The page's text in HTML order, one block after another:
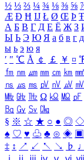
½ ⅓ ⅔ ¼ ¾ ⅛ ⅜ ⅝
Æ Ð Ħ Ĳ Ł Ø Œ Þ Ŧ
А Б В Г Д Е Ё Ж З
Ы Ь Э Ю Я а б в г д
ы ь э ю я
′ ″ ℃ Å ￠ ￡ ￥ ¤
㎙ ㎚ ㎛ ㎜ ㎝ ㎞ ㎟
㎱ ㎲ ㎳ ㎴ ㎵ ㎶ ㎷
㎒ ㎓ ㎔ Ω ㏀ ㏁ ㎊
㏃ ㏉ ㏜ ㏆
§ ※ ☆ ★ ○ ● ◎ ◇
♠ ♡ ♥ ♧ ♣ ⊙ ◈ ▣
‡ ↕ ↗ ↙ ↖ ↘ ♭ ♩